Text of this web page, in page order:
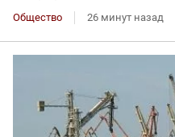
Общество 26 минут назад